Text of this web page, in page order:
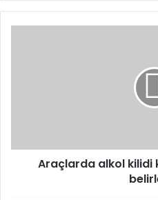
Araçlarda alkol kilidi